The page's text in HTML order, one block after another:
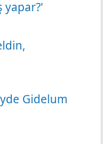
yapar?'
Gidelum